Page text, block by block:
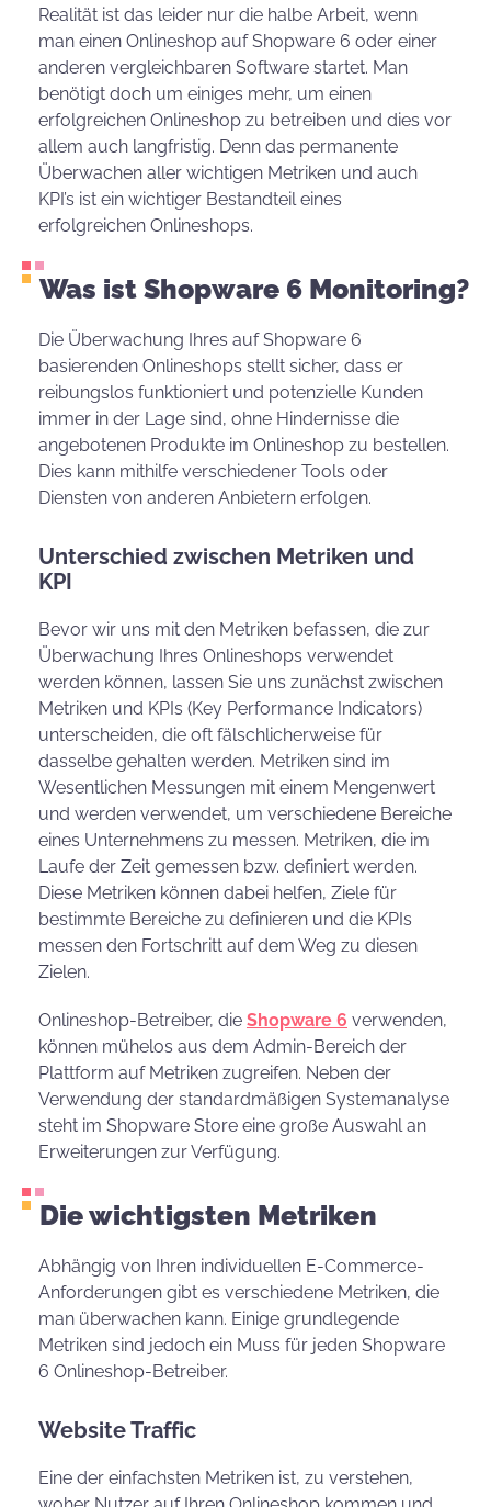
Realität ist das leider nur die halbe Arbeit, wenn
man einen Onlineshop auf Shopware 6 oder einer
anderen vergleichbaren Software startet. Man
benötigt doch um einiges mehr, um einen
erfolgreichen Onlineshop zu betreiben und dies vor
allem auch langfristig. Denn das permanente
Überwachen aller wichtigen Metriken und auch
KPI’s ist ein wichtiger Bestandteil eines
erfolgreichen Onlineshops.
Was ist Shopware 6 Monitoring?
Die Überwachung Ihres auf Shopware 6
basierenden Onlineshops stellt sicher, dass er
reibungslos funktioniert und potenzielle Kunden
immer in der Lage sind, ohne Hindernisse die
angebotenen Produkte im Onlineshop zu bestellen.
Dies kann mithilfe verschiedener Tools oder
Diensten von anderen Anbietern erfolgen.
Unterschied zwischen Metriken und
KPI
Bevor wir uns mit den Metriken befassen, die zur
Überwachung Ihres Onlineshops verwendet
werden können, lassen Sie uns zunächst zwischen
Metriken und KPIs (Key Performance Indicators)
unterscheiden, die oft fälschlicherweise für
dasselbe gehalten werden. Metriken sind im
Wesentlichen Messungen mit einem Mengenwert
und werden verwendet, um verschiedene Bereiche
eines Unternehmens zu messen. Metriken, die im
Laufe der Zeit gemessen bzw. definiert werden.
Diese Metriken können dabei helfen, Ziele für
bestimmte Bereiche zu definieren und die KPIs
messen den Fortschritt auf dem Weg zu diesen
Zielen.
Onlineshop-Betreiber, die Shopware 6 verwenden,
können mühelos aus dem Admin-Bereich der
Plattform auf Metriken zugreifen. Neben der
Verwendung der standardmäßigen Systemanalyse
steht im Shopware Store eine große Auswahl an
Erweiterungen zur Verfügung.
Die wichtigsten Metriken
Abhängig von Ihren individuellen E-Commerce-
Anforderungen gibt es verschiedene Metriken, die
man überwachen kann. Einige grundlegende
Metriken sind jedoch ein Muss für jeden Shopware
6 Onlineshop-Betreiber.
Website Traffic
Eine der einfachsten Metriken ist, zu verstehen,